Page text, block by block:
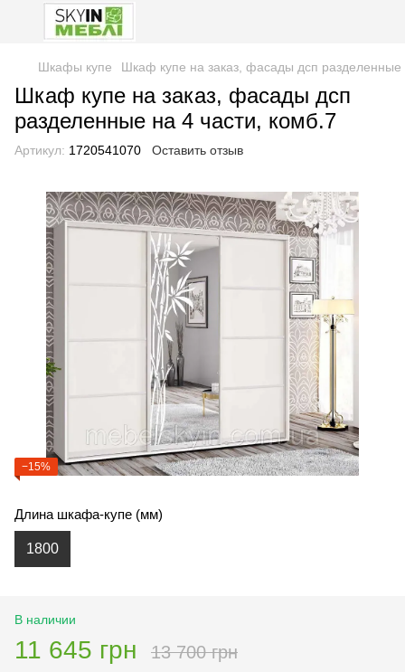
Шкафы купе Шкаф купе на заказ, фасады дсп разделенные
Шкаф купе на заказ, фасады дсп
разделенные на 4 части, комб.7
Артикул: 1720541070 Оставить отзыв
−15%
Длина шкафа-купе (мм)
1800
В наличии
11 645 грн 13 700 грн